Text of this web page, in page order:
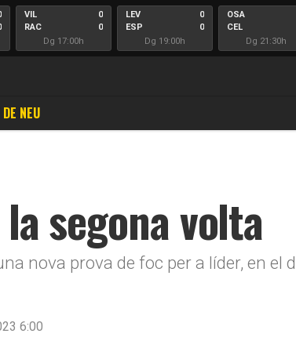
VIL
RAC
0
0
Dg 17:00h
LEV
ESP
0
0
Dg 19:00h
OSA
CEL
Dg 21:30h
NEU
segona volta
nova prova de foc per a líder, en el
6:00